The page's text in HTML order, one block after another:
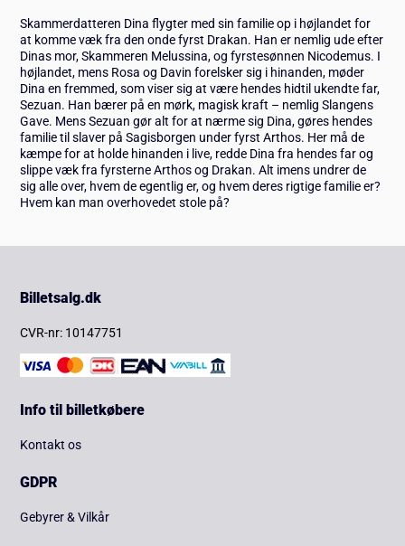
Skammerdatteren Dina flygter med sin familie op i højlandet for
at komme væk fra den onde fyrst Drakan. Han er nemlig ude efter
Dinas mor, Skammeren Melussina, og fyrstesønnen Nicodemus. I
højlandet, mens Rosa og Davin forelsker sig i hinanden, møder
Dina en fremmed, som viser sig at være hendes hidtil ukendte far,
Sezuan. Han bærer på en mørk, magisk kraft – nemlig Slangens
Gave. Mens Sezuan gør alt for at nærme sig Dina, gøres hendes
familie til slaver på Sagisborgen under fyrst Arthos. Her må de
kæmpe for at holde hinanden i live, redde Dina fra hendes far og
slippe væk fra fyrsterne Arthos og Drakan. Alt imens undrer de
sig alle over, hvem de egentlig er, og hvem deres rigtige familie er?
Hvem kan man overhovedet stole på?
Billetsalg.dk
CVR-nr: 10147751
Info til billetkøbere
Kontakt os
GDPR
Gebyrer & Vilkår